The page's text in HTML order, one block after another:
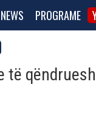
PROGRAME
të